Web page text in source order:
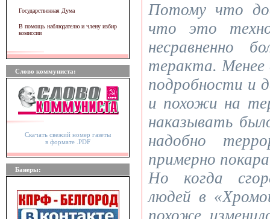
Государственная Дума
В помощь наблюдателю и члену избир
комиссии
Слово коммуниста:
Скачать свежий номер газеты
в формате .PDF
Банеры:
Потому что
что это
несравненно
теракта. Менее
подробности и
и похожи на
наказывать
надобно
примерно
Но когда
людей в
похоже,